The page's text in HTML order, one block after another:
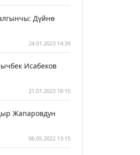
Дүйнө
24.01.2023 14:39
Исабеков
21.01.2023 18:15
Жапаровдун
06.05.2022 13:15